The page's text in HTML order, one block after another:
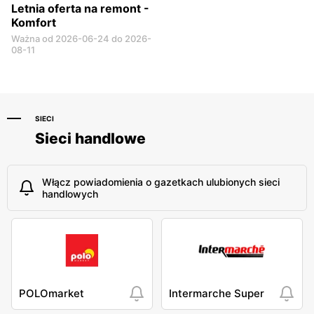
Letnia oferta na remont -
Komfort
Ważna od 2026-06-24 do 2026-
08-11
SIECI
Sieci handlowe
Włącz powiadomienia o gazetkach ulubionych sieci
handlowych
POLOmarket Intermarche Super